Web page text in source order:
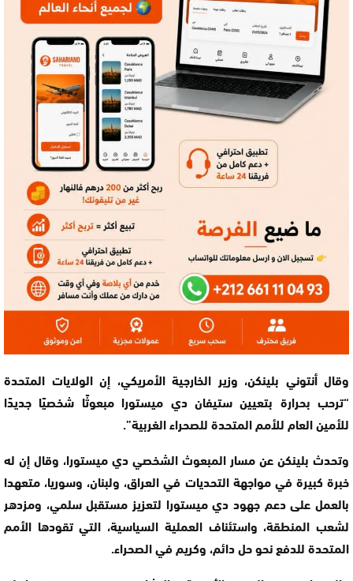
وقال أنتوني بلينكن، وزير الخارجية الأمريكي، إن الولايات المتحدة
“ترحب بحرارة بتعيين ستيفان دي ميستورا مبعوثًا شخصيًا جديدًا
للأمين العام للأمم المتحدة للصحراء الغربية”.
وتحدث بلينكن عن مسار المبعوث الشخصي دي ميستورا، وقال إن له
خبرة كبيرة في مواجهة التحديات في العراق، ولبنان، وسوريا، متعهدا
بالعمل على دعم جهود دي ميستورا لتعزيز مستقبل سلمي، ومزدهر
لشعب المنطقة، واستئناف العملية السياسية، التي تقودها الأمم
المتحدة للدفع نحو حل دائم، وكريم في الصحراء.